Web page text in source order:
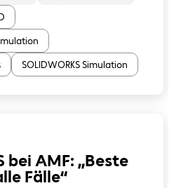
SOLIDWORKS Simulation
bei AMF: „Beste
Fälle“